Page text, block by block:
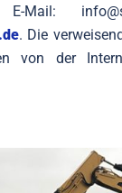
. Die
von der